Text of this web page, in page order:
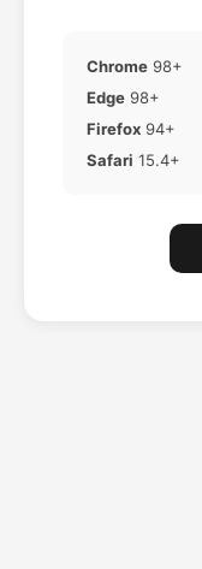
Chrome 98+
Edge 98+
Firefox 94+
Safari 15.4+